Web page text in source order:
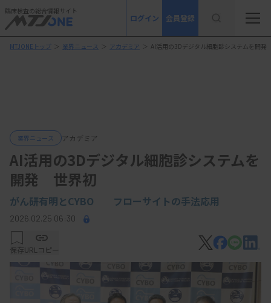
臨床検査の総合情報サイト
ログイン 会員登録
MTJONEトップ ＞ 業界ニュース ＞ アカデミア ＞ AI活用の3Dデジタル細胞診システムを開
業界ニュース アカデミア
AI活用の3Dデジタル細胞診システムを
開発 世界初
がん研有明とCYBO フローサイトの手法応用
2026.02.25 06:30
保存URLコピー